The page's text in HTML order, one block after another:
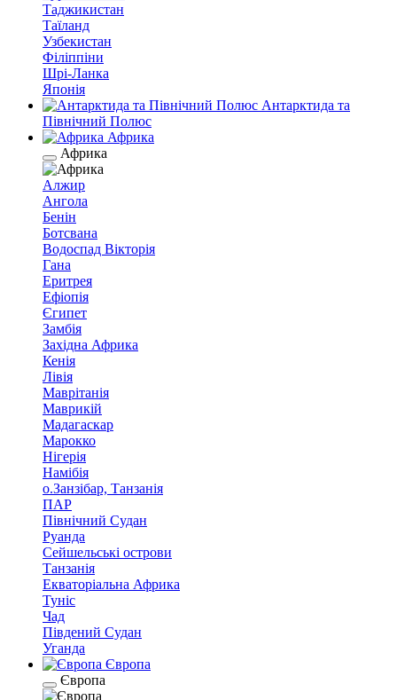
Таджикистан
Таїланд
Узбекистан
Філіппіни
Шрі-Ланка
Японія
Антарктида та
Північний Полюс
Африка
Африка
Алжир
Ангола
Бенін
Ботсвана
Водоспад Вікторія
Гана
Еритрея
Ефіопія
Єгипет
Замбія
Західна Африка
Кенія
Лівія
Маврітанія
Маврикій
Мадагаскар
Марокко
Нігерія
Намібія
о.Занзібар, Танзанія
ПАР
Північний Судан
Руанда
Сейшельські острови
Танзанія
Екваторіальна Африка
Туніс
Чад
Південий Судан
Уганда
Європа
Європа